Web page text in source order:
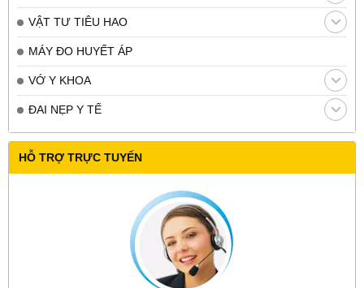
VẬT TƯ TIÊU HAO
MÁY ĐO HUYẾT ÁP
VỚ Y KHOA
ĐAI NẸP Y TẾ
HỖ TRỢ TRỰC TUYẾN